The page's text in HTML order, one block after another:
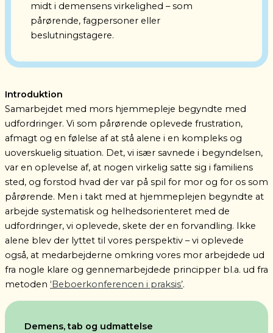
midt i demensens virkelighed – som
pårørende, fagpersoner eller
beslutningstagere.
Introduktion
Samarbejdet med mors hjemmepleje begyndte med
udfordringer. Vi som pårørende oplevede frustration,
afmagt og en følelse af at stå alene i en kompleks og
uoverskuelig situation. Det, vi især savnede i begyndelsen,
var en oplevelse af, at nogen virkelig satte sig i familiens
sted, og forstod hvad der var på spil for mor og for os som
pårørende. Men i takt med at hjemmeplejen begyndte at
arbejde systematisk og helhedsorienteret med de
udfordringer, vi oplevede, skete der en forvandling. Ikke
alene blev der lyttet til vores perspektiv – vi oplevede
også, at medarbejderne omkring vores mor arbejdede ud
fra nogle klare og gennemarbejdede principper bl.a. ud fra
metoden ‘Beboerkonferencen i praksis’.
Demens, tab og udmattelse